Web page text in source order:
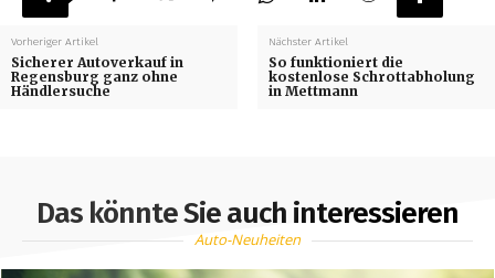
Vorheriger Artikel
Sicherer Autoverkauf in
Regensburg ganz ohne
Händlersuche
Nächster Artikel
So funktioniert die
kostenlose Schrottabholung
in Mettmann
Das könnte Sie auch interessieren
Auto-Neuheiten